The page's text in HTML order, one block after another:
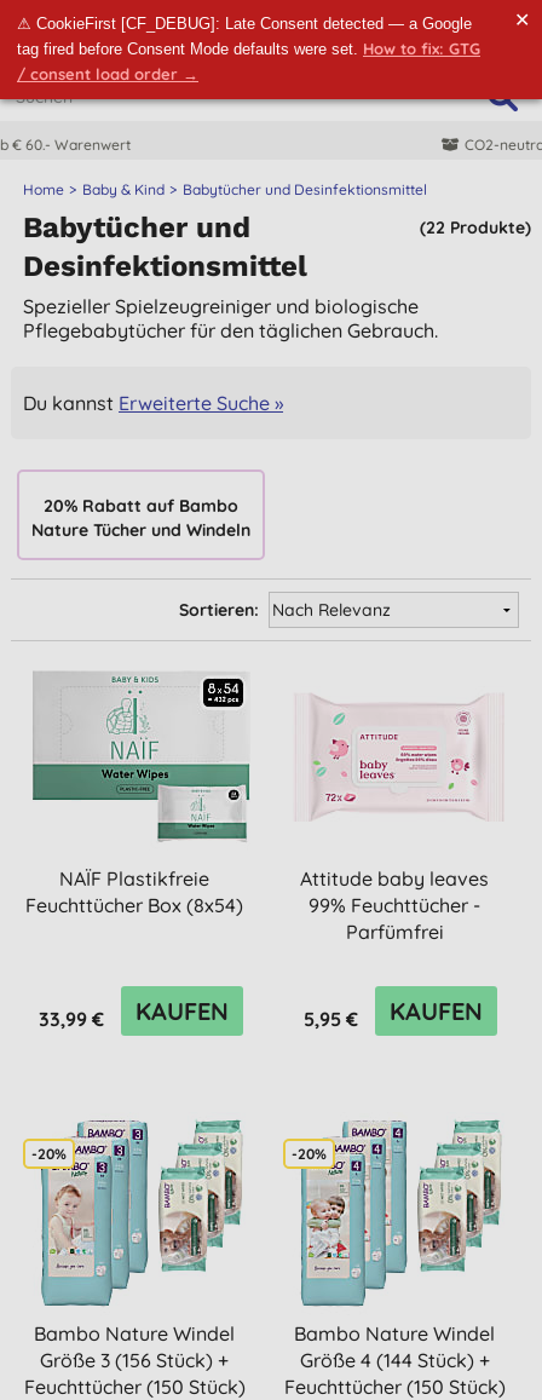
⚠ CookieFirst [CF_DEBUG]: Late Consent detected — a Google
tag fired before Consent Mode defaults were set. How to fix: GTG
/ consent load order →
✕
Home Baby & Kind Babytücher und Desinfektionsmittel
(22 Produkte)
Babytücher und
Desinfektionsmittel
Spezieller Spielzeugreiniger und biologische
Pflegebabytücher für den täglichen Gebrauch.
Du kannst Erweiterte Suche »
20% Rabatt auf Bambo
Nature Tücher und Windeln
Sortieren:
NAÏF Plastikfreie
Feuchttücher Box (8x54)
33,99 € KAUFEN
Attitude baby leaves
99% Feuchttücher -
Parfümfrei
5,95 € KAUFEN
-20%
Bambo Nature Windel
Größe 3 (156 Stück) +
Feuchttücher (150 Stück)
-20%
Bambo Nature Windel
Größe 4 (144 Stück) +
Feuchttücher (150 Stück)